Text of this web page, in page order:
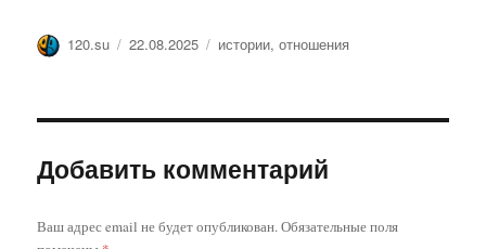
Автор
120.su Опубликовано
22.08.2025 Метки
истории,отношения
Добавить комментарий
Ваш адрес email не будет опубликован. Обязательные поля